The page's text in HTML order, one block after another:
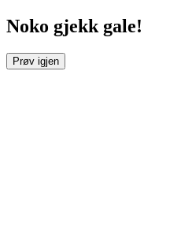
Noko gjekk gale!
Prøv igjen